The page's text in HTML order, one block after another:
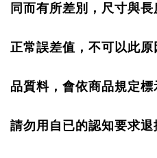
同而有所差別，尺寸與
正常誤差值，不可以此原
品質料，會依商品規定
請勿用自已的認知要求退